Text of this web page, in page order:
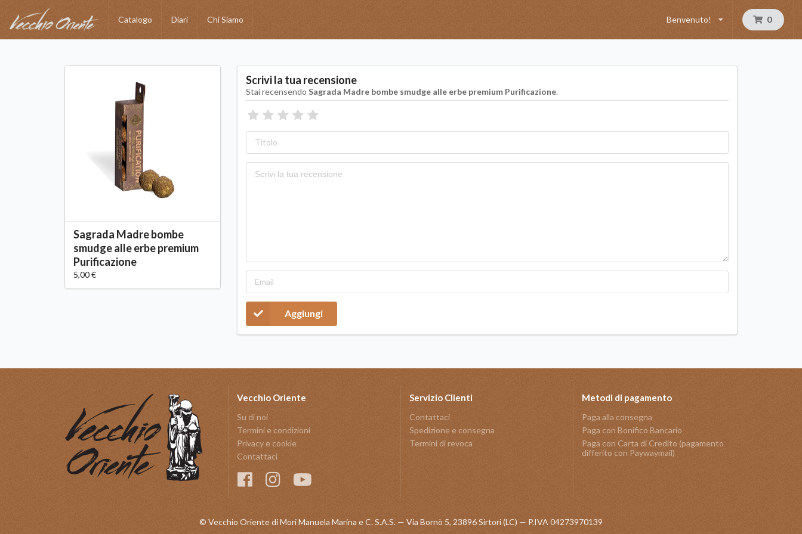
Catalogo Diari Chi Siamo Benvenuto! 0
Sagrada Madre bombe
smudge alle erbe premium
Purificazione
5,00 €
Scrivi la tua recensione
Stai recensendoSagrada Madre bombe smudge alle erbe premium Purificazione.
Aggiungi
Vecchio Oriente
Su di noi
Termini e condizioni
Privacy e cookie
Contattaci
Servizio Clienti
Contattaci
Spedizione e consegna
Termini di revoca
Metodi di pagamento
Paga alla consegna
Paga con Bonifico Bancario
Paga con Carta di Credito (pagamento
differito con Paywaymail)
© Vecchio Oriente di Mori Manuela Marina e C. S.A.S. — Via Bornò 5, 23896 Sirtori (LC) — P.IVA 04273970139